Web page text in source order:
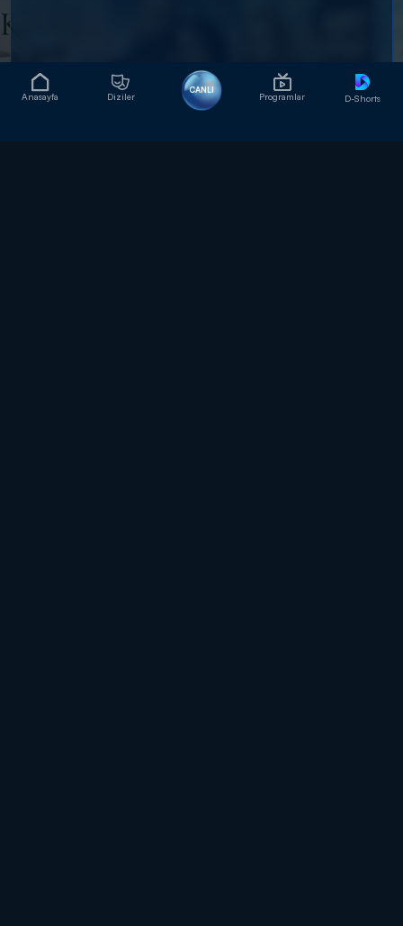
Anasayfa Diziler
CANLI
Programlar D-Shorts